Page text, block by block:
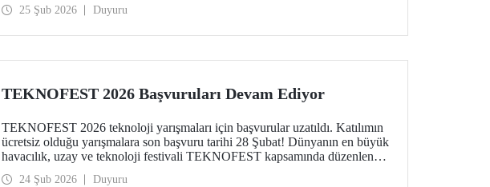
25 Şub 2026 Duyuru
TEKNOFEST 2026 Başvuruları Devam Ediyor
TEKNOFEST 2026 teknoloji yarışmaları için başvurular uzatıldı. Katılımın
ücretsiz olduğu yarışmalara son başvuru tarihi 28 Şubat! Dünyanın en büyük
havacılık, uzay ve teknoloji festivali TEKNOFEST kapsamında düzenlenen
24 Şub 2026 Duyuru